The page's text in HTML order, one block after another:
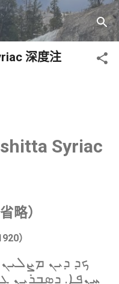
容
深度注
Syriac
略）
）
ܟܕ ܕܝܢ
ܚܢܦܐ. ܕܣܒܪܝܢ